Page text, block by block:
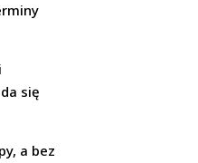
się
a bez